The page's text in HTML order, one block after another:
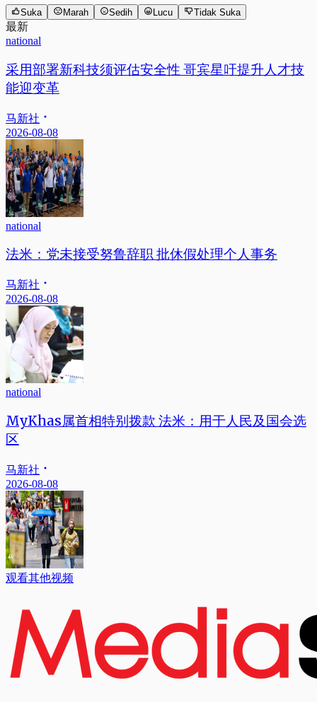
Suka Marah Sedih Lucu Tidak Suka
最新
national
采用部署新科技须评估安全性 哥宾星吁提升人才技
能迎变革
马新社
2026-08-08
national
法米：党未接受努鲁辞职 批休假处理个人事务
马新社
2026-08-08
national
MyKhas属首相特别拨款 法米：用于人民及国会选
区
马新社
2026-08-08
观看其他视频